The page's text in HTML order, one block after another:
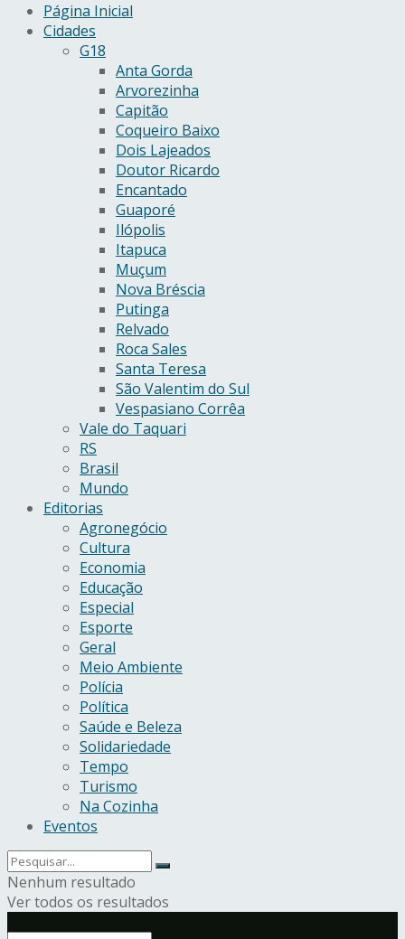
Página Inicial
Cidades
G18
Anta Gorda
Arvorezinha
Capitão
Coqueiro Baixo
Dois Lajeados
Doutor Ricardo
Encantado
Guaporé
Ilópolis
Itapuca
Muçum
Nova Bréscia
Putinga
Relvado
Roca Sales
Santa Teresa
São Valentim do Sul
Vespasiano Corrêa
Vale do Taquari
RS
Brasil
Mundo
Editorias
Agronegócio
Cultura
Economia
Educação
Especial
Esporte
Geral
Meio Ambiente
Polícia
Política
Saúde e Beleza
Solidariedade
Tempo
Turismo
Na Cozinha
Eventos
Nenhum resultado
Ver todos os resultados